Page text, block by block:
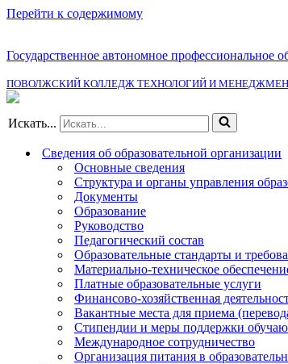
Перейти к содержимому
Государственное автономное профессиональное
ПОВОЛЖСКИЙ КОЛЛЕДЖ ТЕХНОЛОГИЙ И
Искать...
Сведения об образовательной организации
Основные сведения
Структура и органы управления
Документы
Образование
Руководство
Педагогический состав
Образовательные стандарты и
Материально-техническое
Платные образовательные услуги
Финансово-хозяйственная
Вакантные места для приема
Стипендии и меры поддержки
Международное сотрудничество
Организация питания в